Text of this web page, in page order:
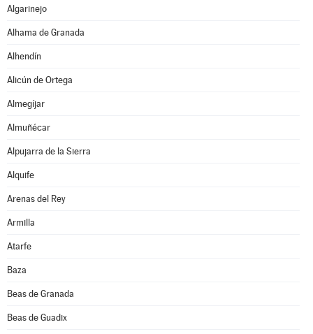
Algarinejo
Alhama de Granada
Alhendín
Alicún de Ortega
Almegíjar
Almuñécar
Alpujarra de la Sierra
Alquife
Arenas del Rey
Armilla
Atarfe
Baza
Beas de Granada
Beas de Guadix